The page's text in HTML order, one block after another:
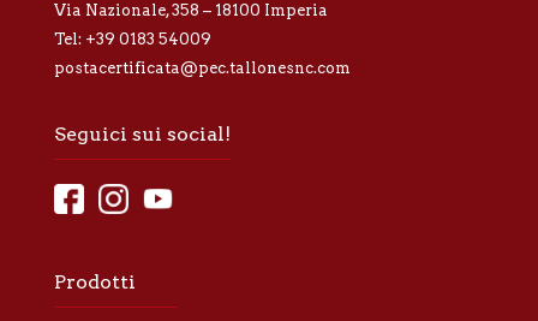
Via Nazionale, 358 – 18100 Imperia
Tel: +39 0183 54009
postacertificata@pec.tallonesnc.com
Seguici sui social!
Prodotti